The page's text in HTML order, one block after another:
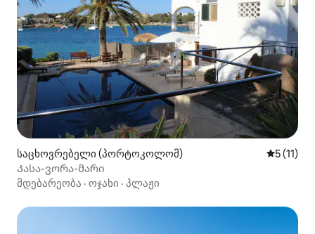
საცხოვრებელი (პორტოკოლომ) საშუალო
5 (11)
Კასა-ვორა-მარი
მდებარეობა · ოჯახი · პლაჟი